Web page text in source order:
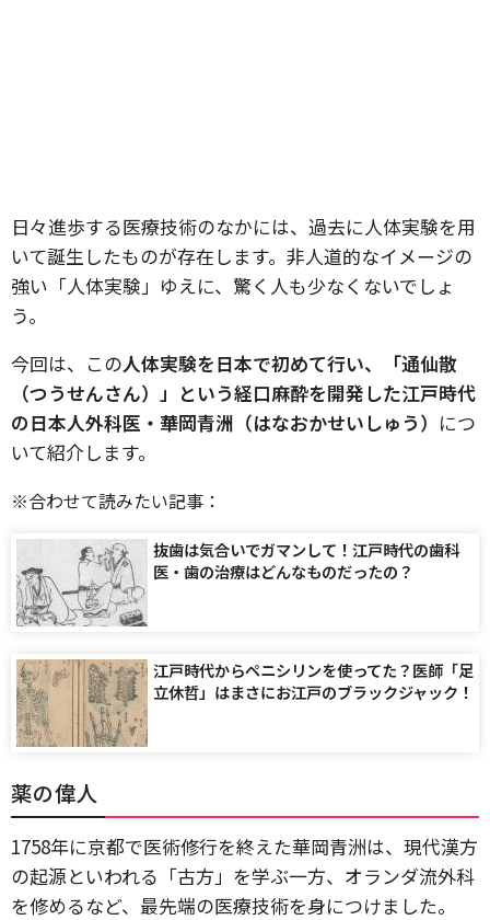
日々進歩する医療技術のなかには、過去に人体実験を用
いて誕生したものが存在します。非人道的なイメージの
強い「人体実験」ゆえに、驚く人も少なくないでしょ
う。
今回は、この人体実験を日本で初めて行い、「通仙散
（つうせんさん）」という経口麻酔を開発した江戸時代
の日本人外科医・華岡青洲（はなおかせいしゅう） につ
いて紹介します。
※合わせて読みたい記事：
抜歯は気合いでガマンして！江戸時代の歯科
医・歯の治療はどんなものだったの？
江戸時代からペニシリンを使ってた？医師「足
立休哲」はまさにお江戸のブラックジャック！
薬の偉人
1758年に京都で医術修行を終えた華岡青洲は、現代漢方
の起源といわれる「古方」を学ぶ一方、オランダ流外科
を修めるなど、最先端の医療技術を身につけました。